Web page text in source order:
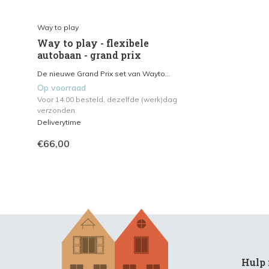
Way to play
Way to play - flexibele
autobaan - grand prix
De nieuwe Grand Prix set van Wayto...
Op voorraad
Voor 14.00 besteld, dezelfde (werk)dag
verzonden.
Deliverytime
€66,00
Hulp